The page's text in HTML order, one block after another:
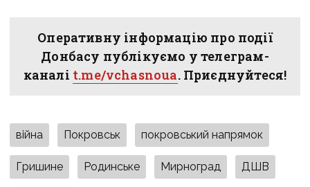
Оперативну інформацію про події
Донбасу публікуємо у телеграм-
каналі t.me/vchasnoua. Приєднуйтеся!
війна Покровськ покровський напрямок
Гришине Родинське Мирноград ДШВ